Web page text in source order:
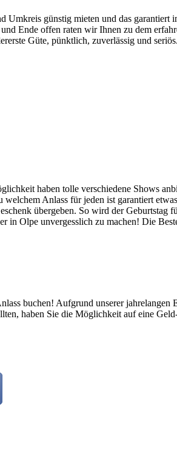
günstig mieten und das garantiert
Ende offen raten wir Ihnen zu dem
Güte, pünktlich, zuverlässig und
haben tolle verschiedene Shows
welchem Anlass für jeden ist garantiert
übergeben. So wird der Geburtstag
in Olpe unvergesslich zu machen! Die
buchen! Aufgrund unserer jahrelangen
haben Sie die Möglichkeit auf eine